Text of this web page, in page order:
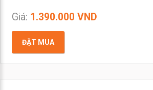
Giá: 1.390.000 VND
ĐẶT MUA